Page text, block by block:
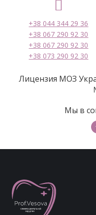
+38 044 344 29 36
+38 067 290 92 30
+38 067 290 92 30
+38 073 290 92 30
Лицензия МОЗ
Мы в